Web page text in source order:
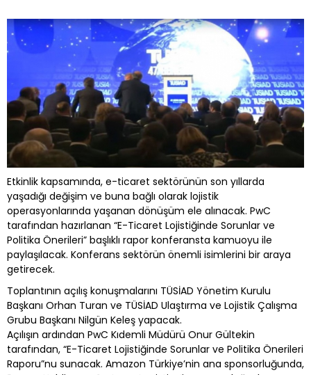
Etkinlik kapsamında, e-ticaret sektörünün son yıllarda
yaşadığı değişim ve buna bağlı olarak lojistik
operasyonlarında yaşanan dönüşüm ele alınacak. PwC
tarafından hazırlanan “E-Ticaret Lojistiğinde Sorunlar ve
Politika Önerileri” başlıklı rapor konferansta kamuoyu ile
paylaşılacak. Konferans sektörün önemli isimlerini bir araya
getirecek.
Toplantının açılış konuşmalarını TÜSİAD Yönetim Kurulu
Başkanı Orhan Turan ve TÜSİAD Ulaştırma ve Lojistik Çalışma
Grubu Başkanı Nilgün Keleş yapacak.
Açılışın ardından PwC Kıdemli Müdürü Onur Gültekin
tarafından, “E-Ticaret Lojistiğinde Sorunlar ve Politika Önerileri
Raporu”nu sunacak. Amazon Türkiye’nin ana sponsorluğunda,